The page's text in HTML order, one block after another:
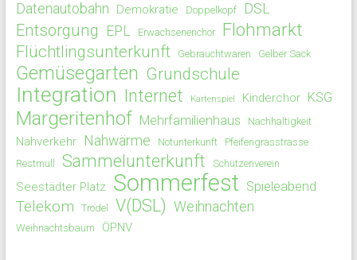
Datenautobahn Demokratie Doppelkopf DSL
Entsorgung EPL Erwachsenenchor Flohmarkt
Flüchtlingsunterkunft Gebrauchtwaren Gelber Sack
Gemüsegarten Grundschule
Integration Internet Kartenspiel Kinderchor KSG
Margeritenhof Mehrfamilienhaus Nachhaltigkeit
Nahverkehr Nahwärme Notunterkunft
Pfeifengrasstrasse
Restmüll
Sammelunterkunft Schützenverein
Seestädter Platz Sommerfest Spieleabend
Telekom Trödel V(DSL) Weihnachten
Weihnachtsbaum ÖPNV